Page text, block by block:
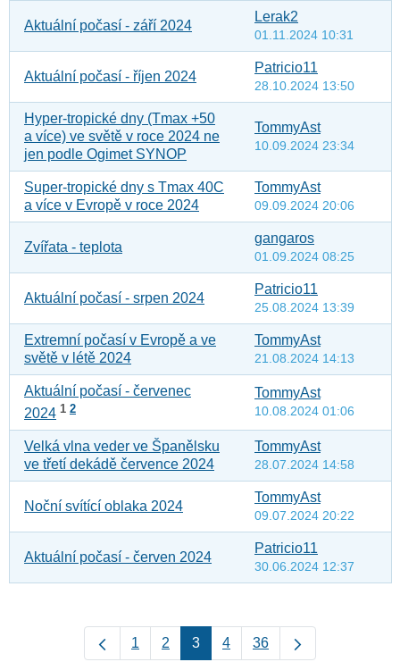
Aktuální počasí - září 2024
Lerak2
01.11.2024 10:31
Aktuální počasí - říjen 2024
Patricio11
28.10.2024 13:50
Hyper-tropické dny (Tmax +50
a více) ve světě v roce 2024 ne
jen podle Ogimet SYNOP
TommyAst
10.09.2024 23:34
Super-tropické dny s Tmax 40C
a více v Evropě v roce 2024
TommyAst
09.09.2024 20:06
Zvířata - teplota
gangaros
01.09.2024 08:25
Aktuální počasí - srpen 2024
Patricio11
25.08.2024 13:39
Extremní počasí v Evropě a ve
světě v létě 2024
TommyAst
21.08.2024 14:13
Aktuální počasí - červenec
2024 1 2
TommyAst
10.08.2024 01:06
Velká vlna veder ve Španělsku
ve třetí dekádě července 2024
TommyAst
28.07.2024 14:58
Noční svítící oblaka 2024
TommyAst
09.07.2024 20:22
Aktuální počasí - červen 2024
Patricio11
30.06.2024 12:37
1 2 3 4 36